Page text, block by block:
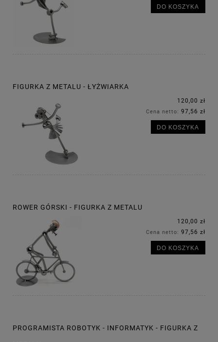
DO KOSZYKA
FIGURKA Z METALU - ŁYŻWIARKA
120,00 zł
Cena netto: 97,56 zł
DO KOSZYKA
ROWER GÓRSKI - FIGURKA Z METALU
120,00 zł
Cena netto: 97,56 zł
DO KOSZYKA
PROGRAMISTA ROBOTYK - INFORMATYK - FIGURKA Z